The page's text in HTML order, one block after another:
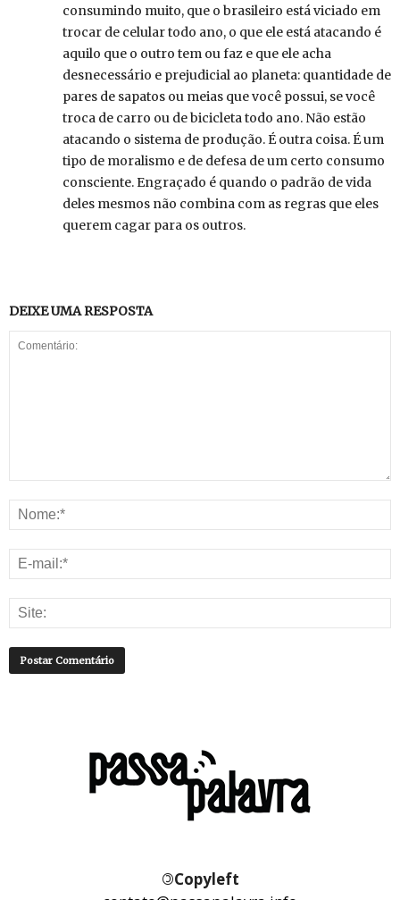
consumindo muito, que o brasileiro está viciado em
trocar de celular todo ano, o que ele está atacando é
aquilo que o outro tem ou faz e que ele acha
desnecessário e prejudicial ao planeta: quantidade de
pares de sapatos ou meias que você possui, se você
troca de carro ou de bicicleta todo ano. Não estão
atacando o sistema de produção. É outra coisa. É um
tipo de moralismo e de defesa de um certo consumo
consciente. Engraçado é quando o padrão de vida
deles mesmos não combina com as regras que eles
querem cagar para os outros.
DEIXE UMA RESPOSTA
©Copyleft